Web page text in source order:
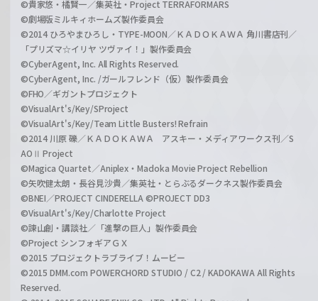
©貴家悠・橘賢一／集英社・Project TERRAFORMARS
©劇場版ミルキィホームズ製作委員会
©2014 ひろやまひろし・TYPE-MOON／ＫＡＤＯＫＡＷＡ 角川書店刊／
「プリズマ☆イリヤ ツヴァイ！」製作委員会
©CyberAgent, Inc. All Rights Reserved.
©CyberAgent, Inc. /ガールフレンド（仮）製作委員会
©FHO／ギガントプロジェクト
©VisualArt's/Key/SProject
©VisualArt's/Key/Team Little Busters! Refrain
©2014 川原 礫／ＫＡＤＯＫＡＷＡ アスキー・メディアワークス刊／S
AOⅡ Project
©Magica Quartet／Aniplex・Madoka Movie Project Rebellion
©矢吹健太朗・長谷見沙貴／集英社・とらぶるダークネス製作委員会
©BNEI／PROJECT CINDERELLA ©PROJECT DD3
©VisualArt's/Key/Charlotte Project
©諫山創・講談社／「進撃の巨人」製作委員会
©Project シンフォギアＧＸ
©2015 プロジェクトラブライブ！ムービー
©2015 DMM.com POWERCHORD STUDIO / C2 / KADOKAWA All Rights
Reserved.